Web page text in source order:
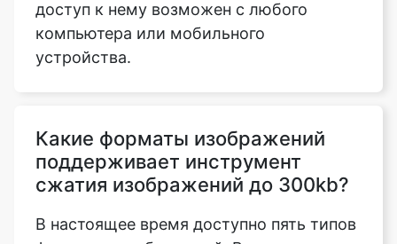
Какие форматы изображений
В настоящее время доступно пять типов
форматов изображений. Вы можете
настроить формат изображения в
соответствии со своими потребностями.